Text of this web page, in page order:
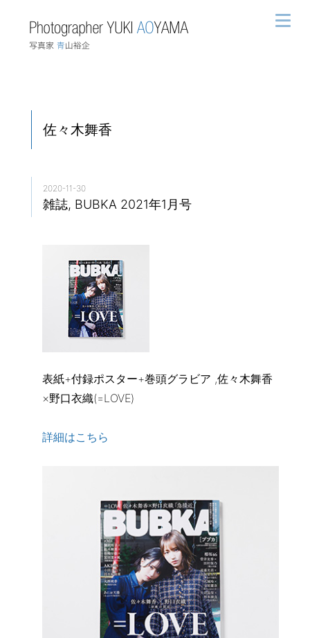
佐々木舞香
2020-11-30
雑誌, BUBKA 2021年1月号
表紙+付録ポスター+巻頭グラビア ,佐々木舞香
×野口衣織(=LOVE)
詳細はこちら